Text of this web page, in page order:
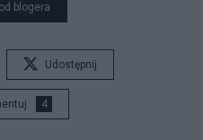
blogera
Udostępnij
4